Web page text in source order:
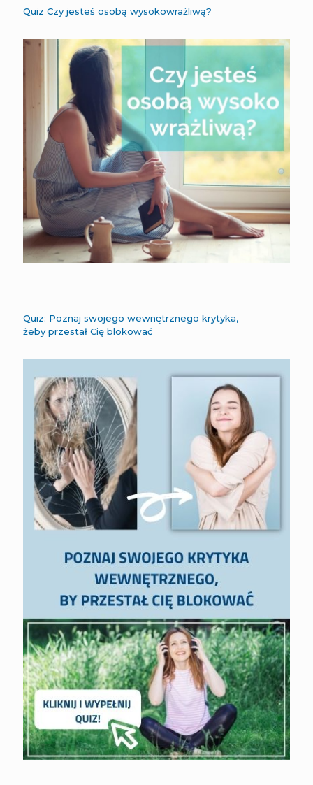
Quiz Czy jesteś osobą wysokowrażliwą?
Quiz: Poznaj swojego wewnętrznego krytyka,
żeby przestał Cię blokować